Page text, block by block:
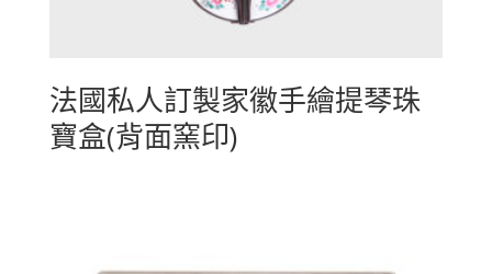
法國私人訂製家徽手繪提琴珠
寶盒(背面窯印)